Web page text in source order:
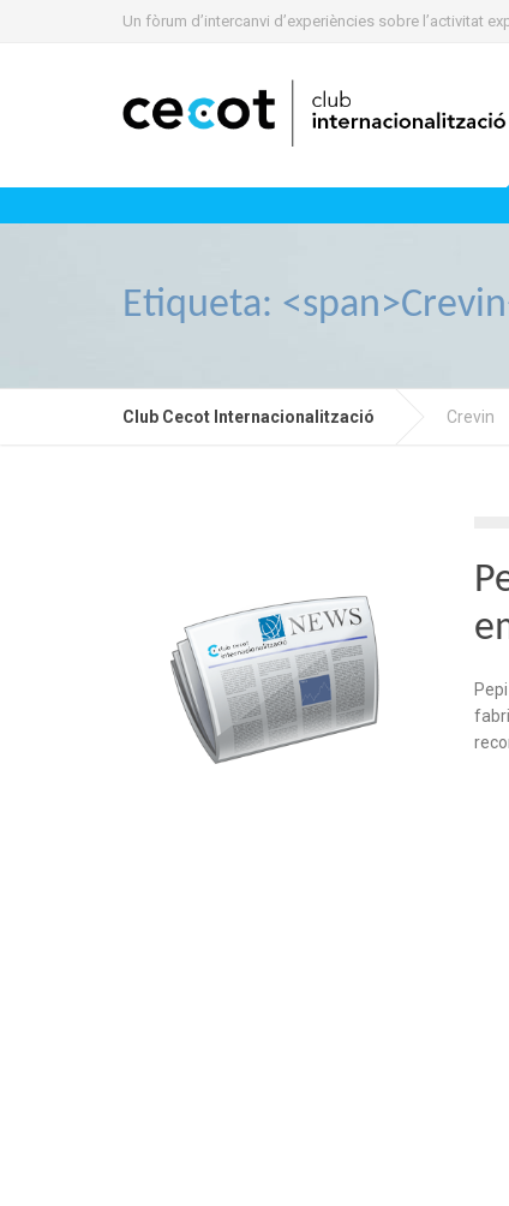
Un fòrum d’intercanvi d’experiències sobre l’activitat
Etiqueta:
Club Cecot Internacionalització Crevin